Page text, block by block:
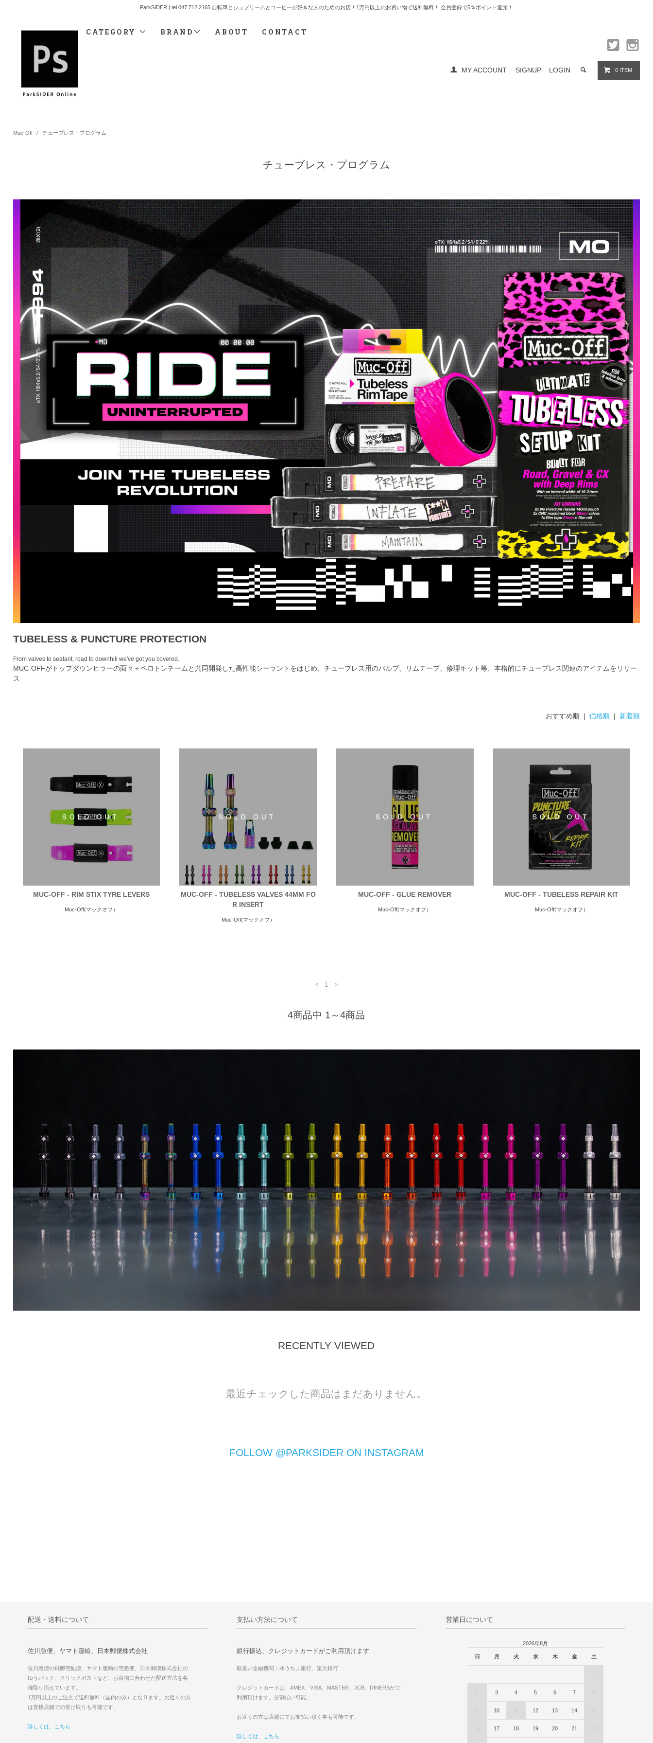
ParkSIDER | tel 047.712.2165 自転車とシュプリームとコーヒーが好きな人のためのお店！1万円以上のお買い物で送料無料！ 会員登録で5％ポイント還元！
MY ACCOUNT SIGNUP LOGIN 0 ITEM
CATEGORY BRAND ABOUT CONTACT
Muc-Off / チューブレス・プログラム
チューブレス・プログラム
TUBELESS & PUNCTURE PROTECTION
From valves to sealant, road to downhill we've got you covered.
MUC-OFFがトップダウンヒラーの面々＋ペロトンチームと共同開発した高性能シーラントをはじめ、チューブレス用のバルブ、リムテープ、修理キット等、本格的にチューブレス関連のアイテムをリリー
ス
おすすめ順 |価格順 | 新着順
MUC-OFF - RIM STIX TYRE LEVERS
Muc-Off(マックオフ）
MUC-OFF - TUBELESS VALVES 44MM FO
R INSERT
Muc-Off(マックオフ）
MUC-OFF - GLUE REMOVER
Muc-Off(マックオフ）
MUC-OFF - TUBELESS REPAIR KIT
Muc-Off(マックオフ）
< 1 >
4商品中 1～4商品
RECENTLY VIEWED
最近チェックした商品はまだありません。
FOLLOW @PARKSIDER ON INSTAGRAM
配送・送料について
佐川急便、ヤマト運輸、日本郵便株式会社
佐川急便の飛脚宅配便、ヤマト運輸の宅急便、日本郵便株式会社の
ゆうパック、クリックポストなど、お荷物に合わせた配送方法を各
種取り揃えています。
1万円以上のご注文で送料無料（国内のみ）となります。お近くの方
は直接店鋪での受け取りも可能です。
詳しくは、こちら
支払い方法について
銀行振込、クレジットカードがご利用頂けます
取扱い金融機関：ゆうちょ銀行、楽天銀行
クレジットカードは、AMEX、VISA、MASTER、JCB、DINERSがご
利用頂けます。分割払い可能。
お近くの方は店鋪にてお支払い頂く事も可能です。
詳しくは、こちら
営業日について
2026年8月
日 月 火 水 木 金 土
3 4 5 6 7
10 12 13 14
17 18 19 20 21